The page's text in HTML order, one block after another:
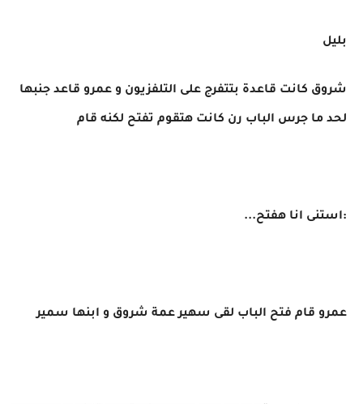
بليل
شروق كانت قاعدة بتتفرج على التلفزيون و عمرو قاعد جنبها
لحد ما جرس الباب رن كانت هتقوم تفتح لكنه قام
:استنى انا هفتح...
عمرو قام فتح الباب لقى سهير عمة شروق و ابنها سمير